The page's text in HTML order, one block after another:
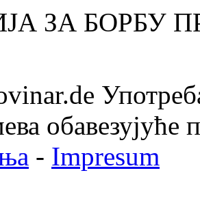
ЗА БОРБУ
обавезујуће
- Impresum